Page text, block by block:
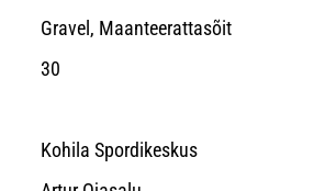
Gravel, Maanteerattasõit
30
Kohila Spordikeskus